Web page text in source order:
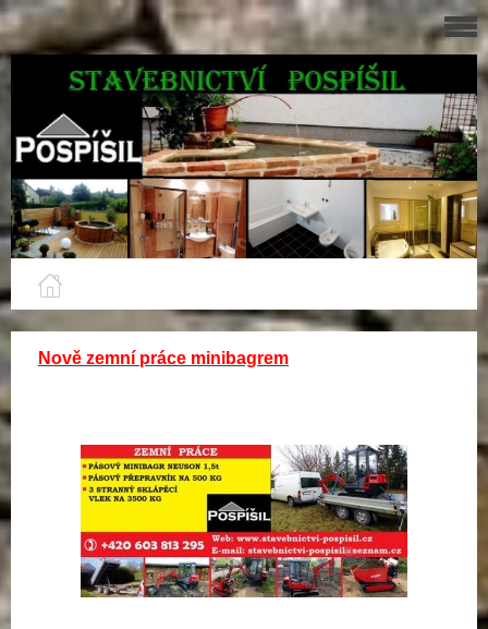
Nově zemní práce minibagrem